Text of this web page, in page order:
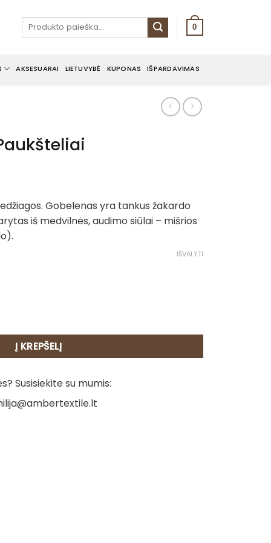
Ieškoti: 0
AKSESUARAI LIETUVYBĖ KUPONAS IŠPARDAVIMAS
Gobelenas yra tankus žakardo
iš medvilnės, audimo siūlai – mišrios
IŠVALYTI
Į KREPŠELĮ
Susisiekite su mumis: